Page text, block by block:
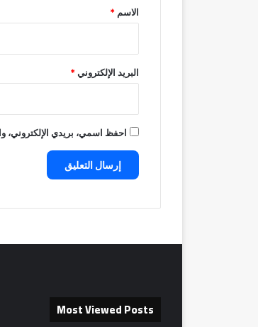
*
الاسم *
البريد الإلكتروني*
احفظ اسمي، بريدي الإلكتروني،
Most Viewed Posts